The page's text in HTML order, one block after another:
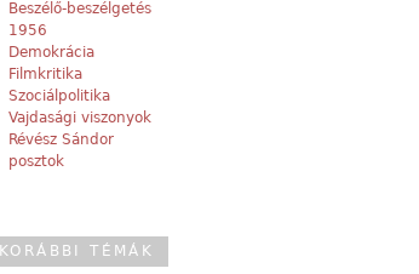
Beszélő-beszélgetés
1956
Demokrácia
Filmkritika
Szociálpolitika
Vajdasági viszonyok
Révész Sándor
posztok
KORÁBBI TÉMÁK